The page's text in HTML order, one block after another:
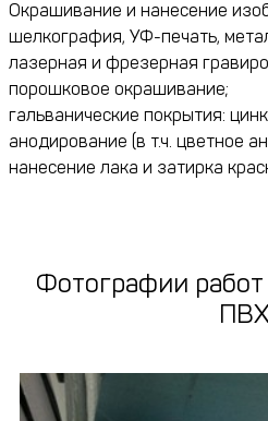
Окрашивание и нанесение
шелкография, УФ-печать,
лазерная и фрезерная
порошковое окрашивание;
гальванические покрытия:
анодирование (в т.ч. цветное
нанесение лака и затирка
Фотографии